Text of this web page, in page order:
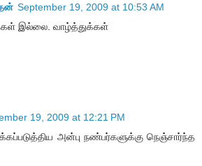
September 19, 2009 at 10:53 AM
இல்லை. வாழ்த்துக்கள்
19, 2009 at 12:21 PM
அன்பு நண்பர்களுக்கு நெஞ்சார்ந்த